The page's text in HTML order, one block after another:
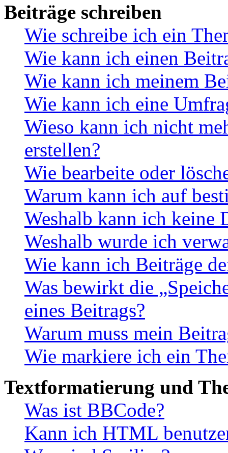
Beiträge schreiben
Wie schreibe ich ein
Wie kann ich einen
Wie kann ich meinem
Wie kann ich eine
Wieso kann ich nicht
erstellen?
Wie bearbeite oder
Warum kann ich auf
Weshalb kann ich keine
Weshalb wurde ich
Wie kann ich Beiträge
Was bewirkt die
eines Beitrags?
Warum muss mein
Wie markiere ich ein
Textformatierung und
Was ist BBCode?
Kann ich HTML